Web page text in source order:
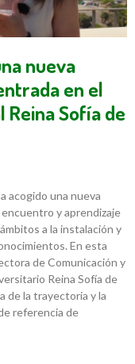
nueva
en el
Sofía de
acogido una nueva
y aprendizaje
a la instalación y
En esta
de Comunicación y
Reina Sofía de
de la trayectoria y la
referencia de